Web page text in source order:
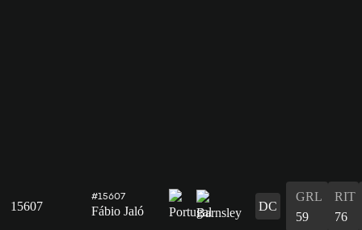
15607
#15607
Fábio Jaló DC
GRL
59
RIT
76